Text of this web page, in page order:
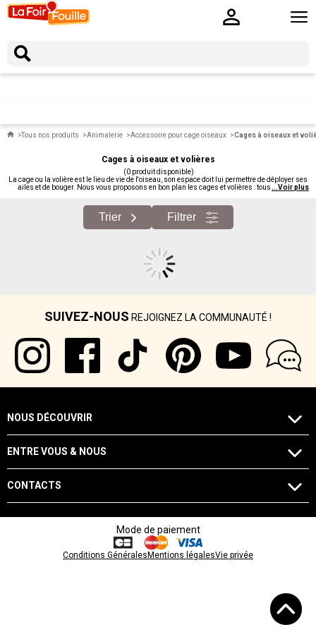
Tous nos produits Animalerie Accessoire pour cage oiseaux Cages à oiseaux et
Cages à oiseaux et volières
(0 produit disponible)
La cage ou la volière est le lieu de vie de l'oiseau, son espace doit lui permettre de déployer ses
ailes et de bouger. Nous vous proposons en bon plan les cages et volières : tous formats,
...Voir plus
Trier Filtrer
SUIVEZ-NOUS REJOIGNEZ LA COMMUNAUTÉ !
NOUS DÉCOUVRIR
ENTRE VOUS & NOUS
CONTACTS
Mode de paiement
Conditions Générales Mentions légalesVie privée